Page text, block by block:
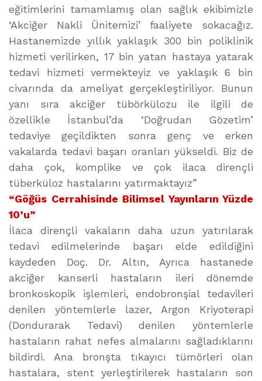
eğitimlerini tamamlamış olan sağlık ekibimizle
‘Akciğer Nakli Ünitemizi’ faaliyete sokacağız.
Hastanemizde yıllık yaklaşık 300 bin poliklinik
hizmeti verilirken, 17 bin yatan hastaya yatarak
tedavi hizmeti vermekteyiz ve yaklaşık 6 bin
civarında da ameliyat gerçekleştiriliyor. Bunun
yanı sıra akciğer tübörkülozu ile ilgili de
özellikle İstanbul’da ‘Doğrudan Gözetim’
tedaviye geçildikten sonra genç ve erken
vakalarda tedavi başarı oranları yükseldi. Biz de
daha çok, komplike ve çok ilaca dirençli
tüberküloz hastalarını yatırmaktayız”
“Göğüs Cerrahisinde Bilimsel Yayınların Yüzde
10’u”
İlaca dirençli vakaların daha uzun yatırılarak
tedavi edilmelerinde başarı elde edildiğini
kaydeden Doç. Dr. Altın, Ayrıca hastanede
akciğer kanserli hastaların ileri dönemde
bronkoskopik işlemleri, endobronşial tedavileri
denilen yöntemlerle lazer, Argon Kriyoterapi
(Dondurarak Tedavi) denilen yöntemlerle
hastaların rahat nefes almalarını sağladıklarını
bildirdi. Ana bronşta tıkayıcı tümörleri olan
hastalara, stent yerleştirilerek hastaların son